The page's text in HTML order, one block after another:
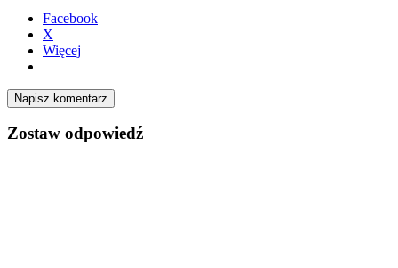
Facebook
X
Więcej
Napisz komentarz
Zostaw odpowiedź